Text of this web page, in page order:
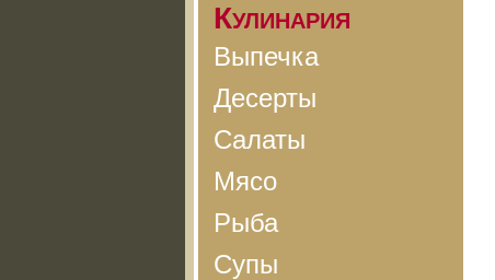
Кулинария
Выпечка
Десерты
Салаты
Мясо
Рыба
Супы